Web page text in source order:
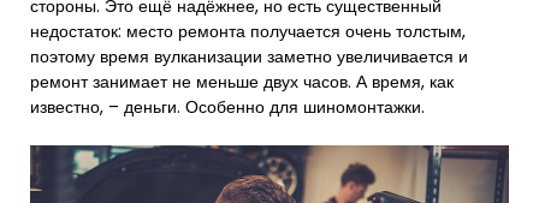
стороны. Это ещё надёжнее, но есть существенный
недостаток: место ремонта получается очень толстым,
поэтому время вулканизации заметно увеличивается и
ремонт занимает не меньше двух часов. А время, как
известно, – деньги. Особенно для шиномонтажки.